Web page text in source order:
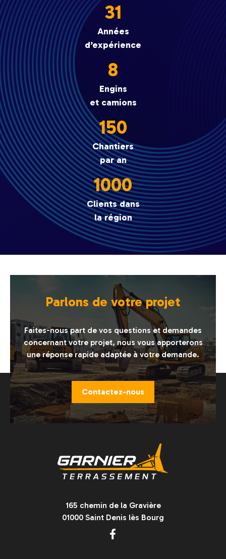
31
Années
d’expérience
8
Engins
et camions
150
Chantiers
par an
1000
Clients dans
la région
Parlons de votre projet
Faites-nous part de vos questions et demandes
concernant votre projet, nous vous apporterons
une réponse rapide adaptée à votre demande.
Contactez-nous
165 chemin de la Gravière
01000 Saint Denis lès Bourg